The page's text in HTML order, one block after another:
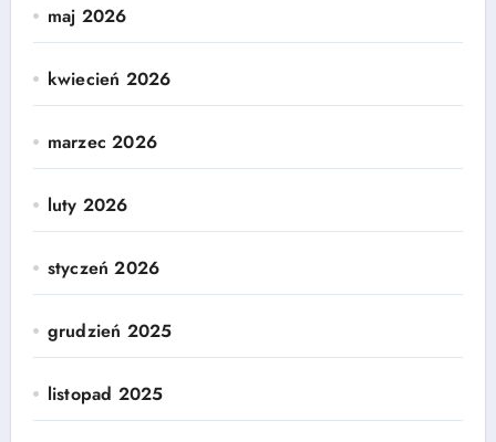
maj 2026
kwiecień 2026
marzec 2026
luty 2026
styczeń 2026
grudzień 2025
listopad 2025